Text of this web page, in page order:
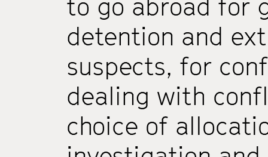
to go abroad for
detention and
suspects, for
dealing with
choice of